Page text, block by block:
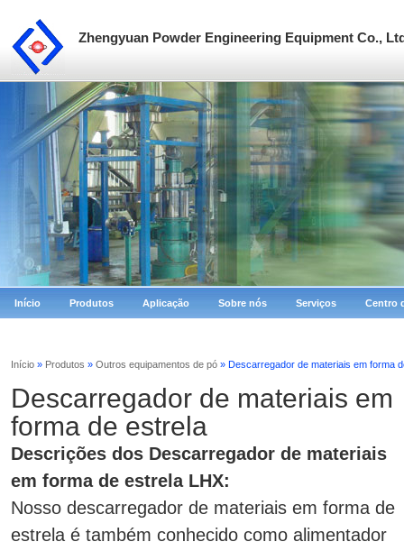
Zhengyuan Powder Engineering Equipment Co.,
Início Produtos Aplicação Sobre nós Serviços Centro
Início » Produtos » Outros equipamentos de pó » Descarregador de materiais em forma
Descarregador de materiais em
forma de estrela
Descrições dos Descarregador de materiais
em forma de estrela LHX:
Nosso descarregador de materiais em forma de
estrela é também conhecido como alimentador